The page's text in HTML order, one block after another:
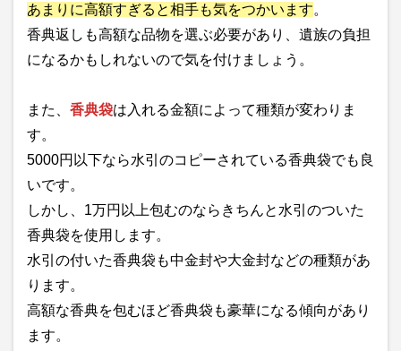
あまりに高額すぎると相手も気をつかいます。
香典返しも高額な品物を選ぶ必要があり、遺族の負担
になるかもしれないので気を付けましょう。
また、 香典袋は入れる金額によって種類が変わりま
す。
5000円以下なら水引のコピーされている香典袋でも良
いです。
しかし、1万円以上包むのならきちんと水引のついた
香典袋を使用します。
水引の付いた香典袋も中金封や大金封などの種類があ
ります。
高額な香典を包むほど香典袋も豪華になる傾向があり
ます。